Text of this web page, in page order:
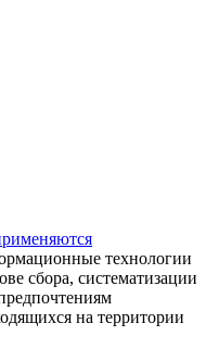
технологии
сбора, систематизации
на территории